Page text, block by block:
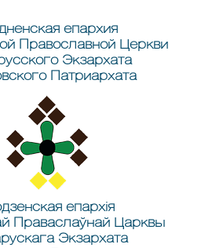
епархия
Православной Церкви
Экзархата
Патриархата
епархія
Праваслаўнай Царквы
Экзархата